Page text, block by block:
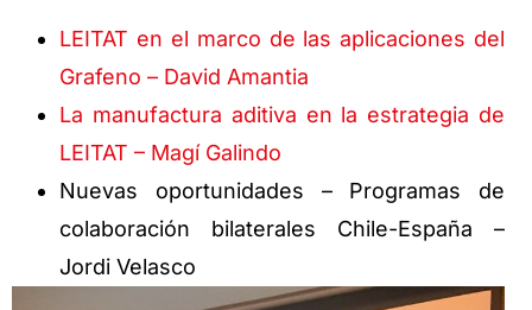
LEITAT en el marco de las aplicaciones del
Grafeno – David Amantia
La manufactura aditiva en la estrategia de
LEITAT – Magí Galindo
Nuevas oportunidades – Programas de
colaboración bilaterales Chile-España –
Jordi Velasco